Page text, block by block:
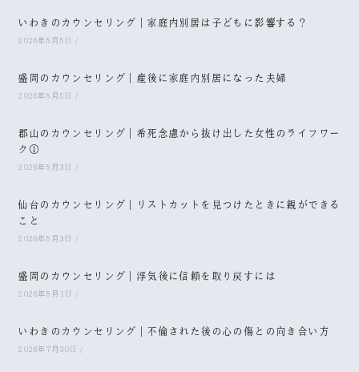
いわきのカウンセリング｜家庭内別居は子どもに影響する？
2026年8月5日 /
盛岡のカウンセリング｜産後に家庭内別居になった夫婦
2026年8月5日 /
郡山のカウンセリング｜希死念慮から抜け出した女性のライフワー
ク①
2026年8月3日 /
仙台のカウンセリング｜リストカットを見つけたときに親ができる
こと
2026年8月3日 /
盛岡のカウンセリング｜浮気後に信頼を取り戻すには
2026年8月1日 /
いわきのカウンセリング｜不倫された後の心の傷との向き合い方
2026年7月30日 /